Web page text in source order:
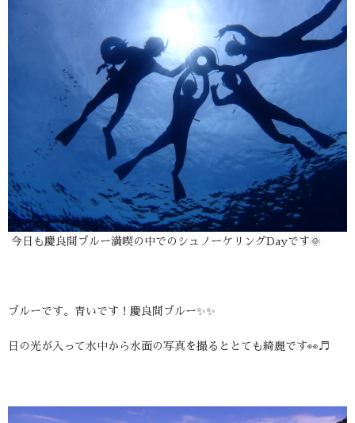
今日も慶良間ブルー満喫の中でのシュノーケリングDayです🌞
ブルーです。青いです！慶良間ブルー✨✨
日の光が入って水中から水面の写真を撮るととても綺麗です👀♬